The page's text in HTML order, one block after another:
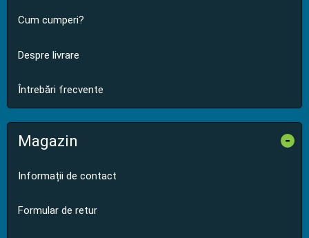
Cum cumperi?
Despre livrare
Întrebări frecvente
Magazin -
Informații de contact
Formular de retur